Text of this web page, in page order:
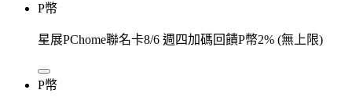
P幣
星展PChome聯名卡8/6 週四加碼回饋P幣2% (無上限)
P幣